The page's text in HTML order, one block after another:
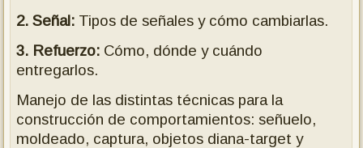
2. Señal: Tipos de señales y cómo cambiarlas.
3. Refuerzo: Cómo, dónde y cuándo
entregarlos.
Manejo de las distintas técnicas para la
construcción de comportamientos: señuelo,
moldeado, captura, objetos diana-target y